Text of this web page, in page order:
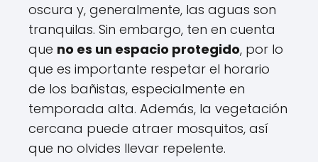
oscura y, generalmente, las aguas son
tranquilas. Sin embargo, ten en cuenta
que no es un espacio protegido, por lo
que es importante respetar el horario
de los bañistas, especialmente en
temporada alta. Además, la vegetación
cercana puede atraer mosquitos, así
que no olvides llevar repelente.